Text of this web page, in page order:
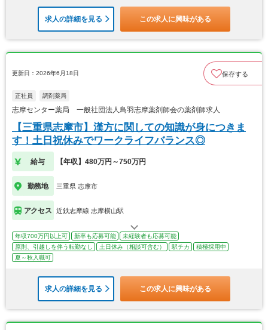
求人の詳細を見る この求人に興味がある
更新日：2026年6月18日 保存する
正社員 調剤薬局
志摩センター薬局 一般社団法人鳥羽志摩薬剤師会の薬剤師求人
【三重県志摩市】漢方に関しての知識が身につきま
す！土日祝休みでワークライフバランス◎
給与 【年収】480万円～750万円
勤務地 三重県 志摩市
アクセス 近鉄志摩線 志摩横山駅
年収700万円以上可 新卒も応募可能
未経験者も応募可能
原則、引越しを伴う転勤なし
土日休み（相談可含む） 駅チカ
積極採用中
夏～秋入職可
求人の詳細を見る この求人に興味がある